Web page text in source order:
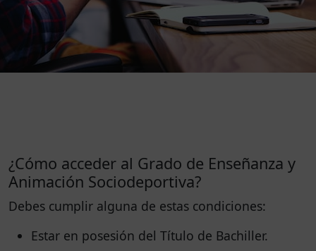
¿Cómo acceder al Grado de Enseñanza y
Animación Sociodeportiva?
Debes cumplir alguna de estas condiciones:
Estar en posesión del Título de Bachiller.